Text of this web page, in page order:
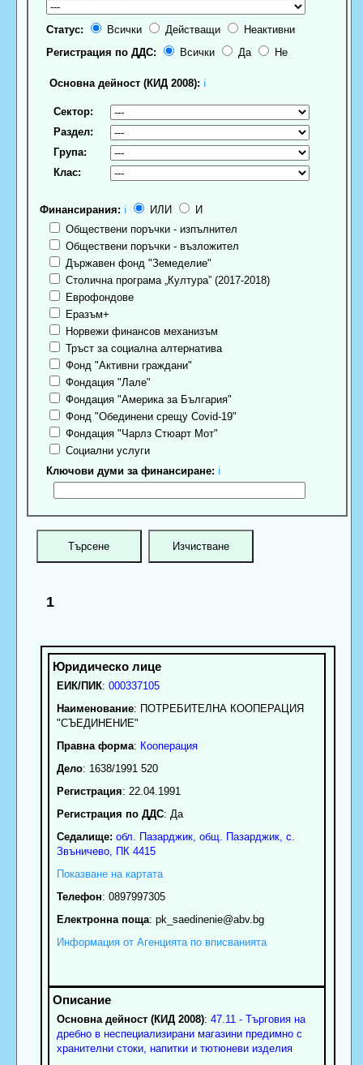
Статус: Всички Действащи
Неактивни
Регистрация по ДДС:
Всички Да Не
Основна дейност (КИД 2008): ℹ
Сектор:
Раздел:
Група:
Клас:
Финансирания: ℹ ИЛИ
И
Обществени поръчки - изпълнител
Обществени поръчки - възложител
Държавен фонд "Земеделие"
Столична програма „Култура” (2017-2018)
Еврофондове
Еразъм+
Норвежи финансов механизъм
Тръст за социална алтернатива
Фонд "Активни граждани"
Фондация "Лале"
Фондация "Америка за България"
Фонд "Обединени срещу Covid-19"
Фондация "Чарлз Стюарт Мот"
Социални услуги
Ключови думи за финансиране: ℹ
1
ЕИК/ПИК: 000337105
Наименование: ПОТРЕБИТЕЛНА КООПЕРАЦИЯ
"СЪЕДИНЕНИЕ"
Правна форма: Кооперация
Дело: 1638/1991 520
Регистрация: 22.04.1991
Регистрация по ДДС: Да
Седалище: обл. Пазарджик, общ. Пазарджик, с.
Звъничево, ПК 4415
Показване на картата
Телефон: 0897997305
Електронна поща: pk_saedinenie@abv.bg
Информация от Агенцията по вписванията
Основна дейност (КИД 2008): 47.11 - Търговия на
дребно в неспециализирани магазини предимно с
хранителни стоки, напитки и тютюневи изделия